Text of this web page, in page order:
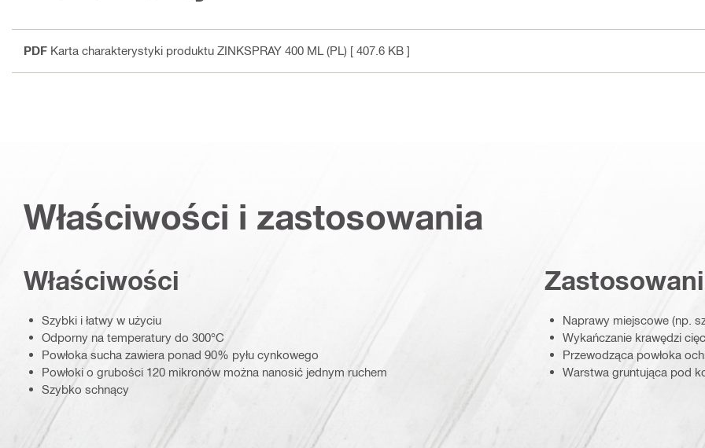
PDF Karta charakterystyki produktu ZINKSPRAY 400 ML (PL) [ 407.6 KB ]
Właściwości i zastosowania
Właściwości
Szybki i łatwy w użyciu
Odporny na temperatury do 300°C
Powłoka sucha zawiera ponad 90% pyłu cynkowego
Powłoki o grubości 120 mikronów można nanosić jednym ruchem
Szybko schnący
Naprawy miejscowe (np.
Wykańczanie krawędzi
Przewodząca powłoka
Warstwa gruntująca pod